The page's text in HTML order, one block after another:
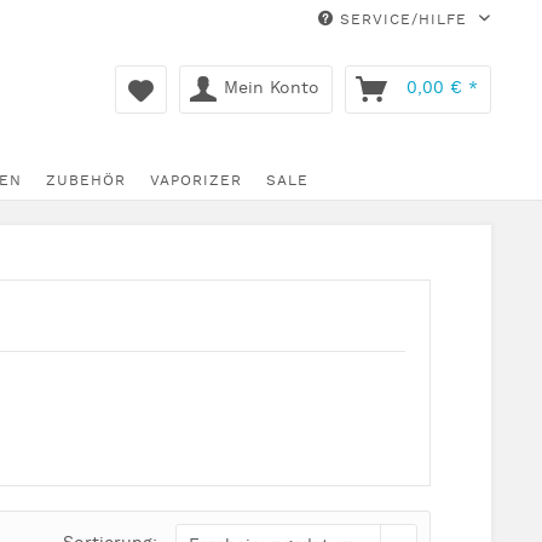
SERVICE/HILFE
Mein Konto 0,00 € *
ZUBEHÖR VAPORIZER SALE